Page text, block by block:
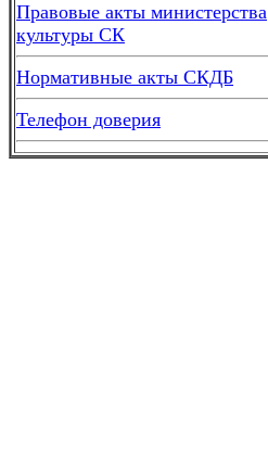
Правовые акты министерства
культуры СК
Нормативные акты СКДБ
Телефон доверия